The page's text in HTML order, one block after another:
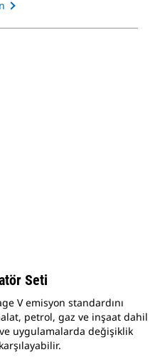
Seti
V emisyon standardını
petrol, gaz ve inşaat dahil
uygulamalarda değişiklik